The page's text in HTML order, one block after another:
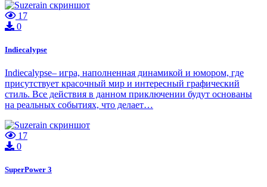
17
0
Indiecalypse
Indiecalypse– игра, наполненная динамикой и юмором, где
присутствует красочный мир и интересный графический
стиль. Все действия в данном приключении будут основаны
на реальных событиях, что делает…
17
0
SuperPower 3